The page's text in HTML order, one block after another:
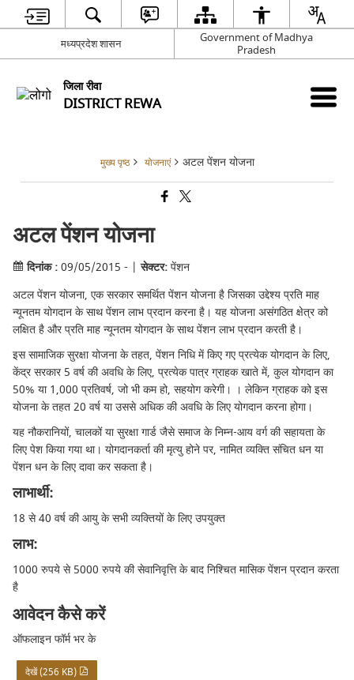
मध्यप्रदेश शासन
Government of Madhya
Pradesh
जिला रीवा
DISTRICT REWA
मुख्य पृष्ठ योजनाएं अटल पेंशन योजना
अटल पेंशन योजना
दिनांक :09/05/2015 - |सेक्टर:पेंशन
अटल पेंशन योजना, एक सरकार समर्थित पेंशन योजना है जिसका उद्देश्य प्रति माह
न्यूनतम योगदान के साथ पेंशन लाभ प्रदान करना है। यह योजना असंगठित क्षेत्र को
लक्षित है और प्रति माह न्यूनतम योगदान के साथ पेंशन लाभ प्रदान करती है।
इस सामाजिक सुरक्षा योजना के तहत, पेंशन निधि में किए गए प्रत्येक योगदान के लिए,
केंद्र सरकार 5 वर्ष की अवधि के लिए, प्रत्येक पात्र ग्राहक खाते में, कुल योगदान का
50% या 1,000 प्रतिवर्ष, जो भी कम हो, सहयोग करेगी। । लेकिन ग्राहक को इस
योजना के तहत 20 वर्ष या उससे अधिक की अवधि के लिए योगदान करना होगा।
यह नौकरानियों, चालकों या सुरक्षा गार्ड जैसे समाज के निम्न-आय वर्ग की सहायता के
लिए पेश किया गया था। योगदानकर्ता की मृत्यु होने पर, नामित व्यक्ति संचित धन या
पेंशन धन के लिए दावा कर सकता है।
लाभार्थी:
18 से 40 वर्ष की आयु के सभी व्यक्तियों के लिए उपयुक्त
लाभ:
1000 रुपये से 5000 रुपये की सेवानिवृत्ति के बाद निश्चित मासिक पेंशन प्रदान करता
है
आवेदन कैसे करें
ऑफलाइन फॉर्म भर के
देखें (256 KB)